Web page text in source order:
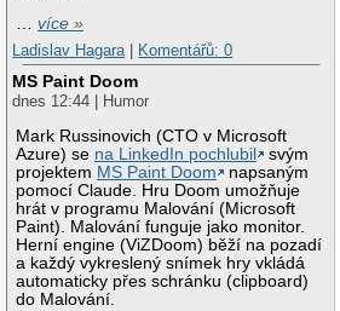
…více »
Ladislav Hagara
Komentářů: 0
MS Paint Doom
dnes 12:44 | Humor
Mark Russinovich (CTO v Microsoft
Azure) se na LinkedIn pochlubil
svým
projektem MS Paint Doom
napsaným
pomocí Claude. Hru Doom umožňuje
hrát v programu Malování (Microsoft
Paint). Malování funguje jako monitor.
Herní engine (ViZDoom) běží na pozadí
a každý vykreslený snímek hry vkládá
automaticky přes schránku (clipboard)
do Malování.